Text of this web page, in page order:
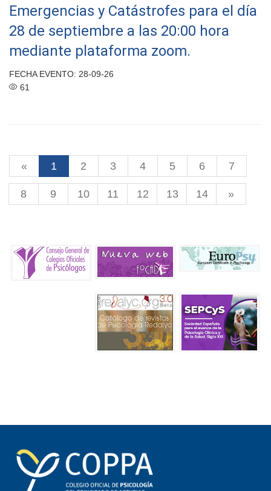
Emergencias y Catástrofes para el día
28 de septiembre a las 20:00 hora
mediante plataforma zoom.
FECHA EVENTO: 28-09-26
61
« 1 2 3 4 5 6 7
8 9 10 11 12 13 14 »